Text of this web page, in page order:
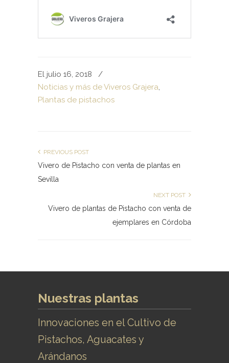
El julio 16, 2018
/
Noticias y más de Viveros Grajera,
Plantas de pistachos
PREVIOUS POST
Vivero de Pistacho con venta de plantas en
Sevilla
NEXT POST
Vivero de plantas de Pistacho con venta de
ejemplares en Córdoba
Nuestras plantas
Innovaciones en el Cultivo de
Pistachos, Aguacates y
Arándanos